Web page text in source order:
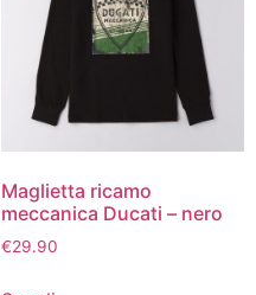
Maglietta ricamo
meccanica Ducati – nero
€29.90